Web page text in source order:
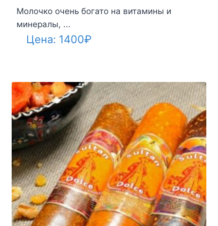
Молочко очень богато на витамины и
минералы, ...
Цена: 1400₽